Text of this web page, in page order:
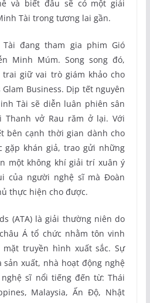
và biết đâu sẽ có một giải
Tài trong tương lai gần.
đang tham gia phim Gió
Minh Múm. Song song đó,
giữ vai trò giám khảo cho
Business. Dịp tết nguyên
Tài sẽ diễn luân phiên sân
Thanh vở Rau răm ở lại. Với
bên cạnh thời gian dành cho
gặp khán giả, trao gửi những
một không khí giải trí xuân ý
của người nghệ sĩ mà Đoàn
thực hiện cho được.
(ATA) là giải thường niên do
Á tổ chức nhằm tôn vinh
mặt truyền hình xuất sắc. Sự
xuất, nhà hoạt động nghệ
sĩ nổi tiếng đến từ: Thái
Malaysia, Ấn Độ, Nhật